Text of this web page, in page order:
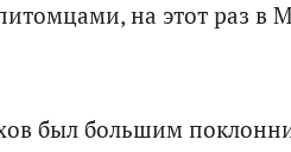
на этот раз в
был большим